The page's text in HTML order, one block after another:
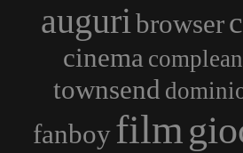
auguribrowser
cinema
townsend
fanboyfilm